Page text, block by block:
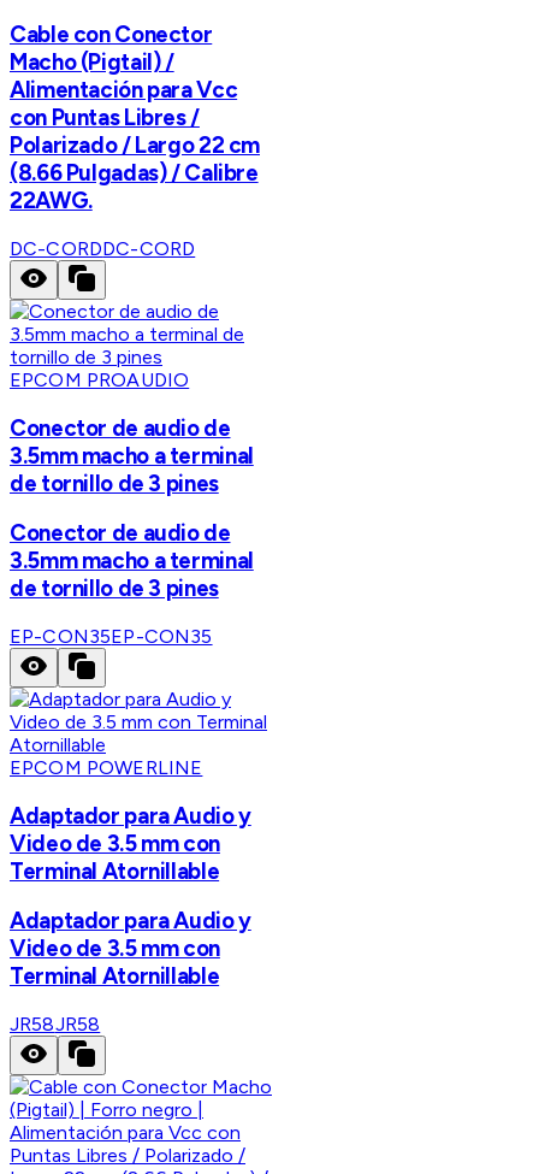
Cable con Conector
Macho (Pigtail) /
Alimentación para Vcc
con Puntas Libres /
Polarizado / Largo 22 cm
(8.66 Pulgadas) / Calibre
22AWG.
DC-CORDDC-CORD
EPCOM PROAUDIO
Conector de audio de
3.5mm macho a terminal
de tornillo de 3 pines
Conector de audio de
3.5mm macho a terminal
de tornillo de 3 pines
EP-CON35EP-CON35
EPCOM POWERLINE
Adaptador para Audio y
Video de 3.5 mm con
Terminal Atornillable
Adaptador para Audio y
Video de 3.5 mm con
Terminal Atornillable
JR58JR58